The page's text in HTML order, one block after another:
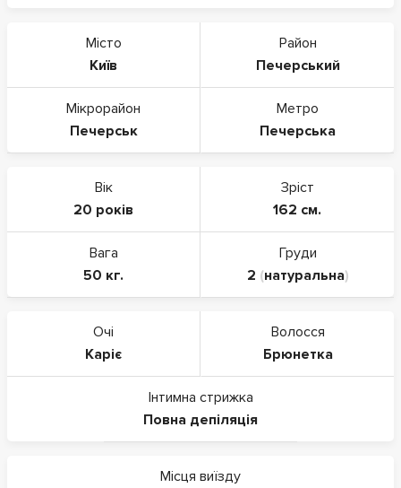
Місто
Київ
Район
Печерський
Мікрорайон
Печерськ
Метро
Печерська
Вік
20 років
Зріст
162 см.
Вага
50 кг.
Груди
2 (натуральна)
Очі
Каріє
Волосся
Брюнетка
Інтимна стрижка
Повна депіляція
Місця виїзду